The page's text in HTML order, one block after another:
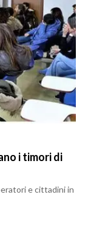
i timori di
e cittadini in